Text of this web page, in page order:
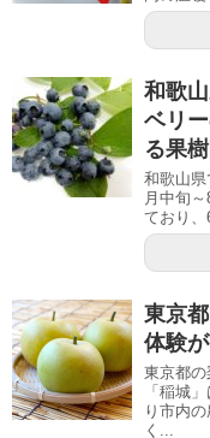
和歌
ベリ
る果
和歌山
月中旬
ており
東京
体験
東京都
「稲城
り市内
く...